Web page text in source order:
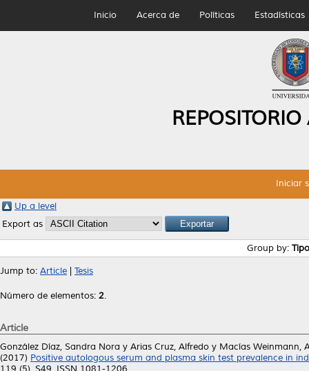
Inicio Acerca de Políticas Estadísticas
Iniciar
Up a level
Export as
Group by:
Jump to: Article Tesis
Número de elementos: 2.
Article
González Díaz, Sandra Nora y Arias Cruz, Alfredo y Macías Weinmann,
(2017) Positive autologous serum and plasma skin test prevalence in